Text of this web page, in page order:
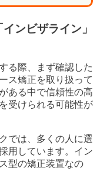
ンビザライン」
る際、まず確認した
ス矯正を取り扱って
ある中で信頼性の高
受けられる可能性が
では、多くの人に選
用しています。イン
型の矯正装置なの